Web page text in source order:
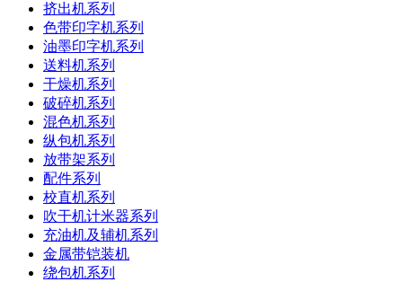
挤出机系列
色带印字机系列
油墨印字机系列
送料机系列
干燥机系列
破碎机系列
混色机系列
纵包机系列
放带架系列
配件系列
校直机系列
吹干机计米器系列
充油机及辅机系列
金属带铠装机
绕包机系列